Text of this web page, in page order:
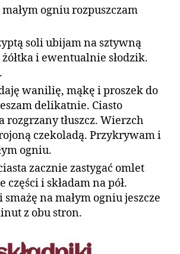
ogniu rozpuszczam
soli ubijam na sztywną
i ewentualnie słodzik.
wanilię, mąkę i proszek do
delikatnie. Ciasto
rozgrzany tłuszcz. Wierzch
czekoladą. Przykrywam i
ogniu.
zacznie zastygać omlet
części i składam na pół.
na małym ogniu jeszcze
z obu stron.